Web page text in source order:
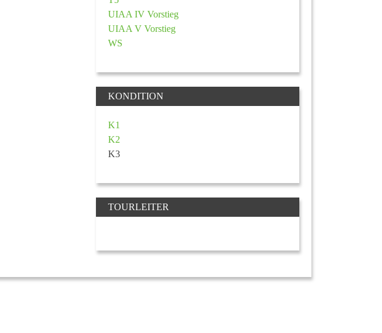
UIAA IV Vorstieg
UIAA V Vorstieg
WS
KONDITION
K1
K2
K3
TOURLEITER